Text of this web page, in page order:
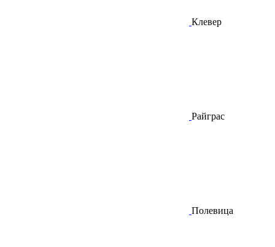
Клевер
Райграс
Полевица